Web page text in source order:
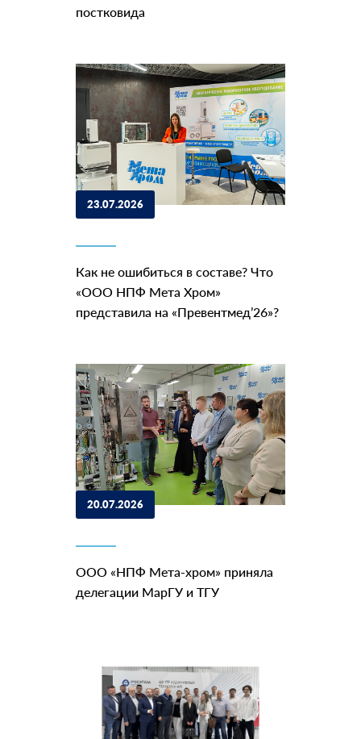
постковида
23.07.2026
Как не ошибиться в составе? Что
«ООО НПФ Мета Хром»
представила на «Превентмед’26»?
20.07.2026
ООО «НПФ Мета-хром» приняла
делегации МарГУ и ТГУ